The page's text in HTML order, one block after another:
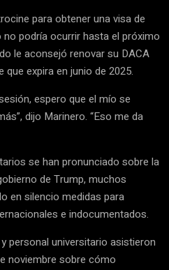
para obtener una visa de
podría ocurrir hasta el próximo
le aconsejó renovar su DACA
expira en junio de 2025.
espero que el mío se
dijo Marinero. “Eso me da
se han pronunciado sobre la
de Trump, muchos
en silencio medidas para
e indocumentados.
personal universitario asistieron
noviembre sobre cómo